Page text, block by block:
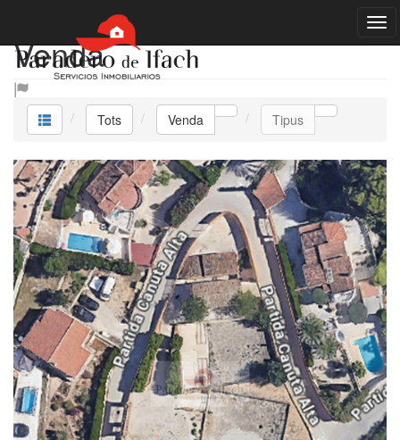
Venda
Tots Venda Tipus